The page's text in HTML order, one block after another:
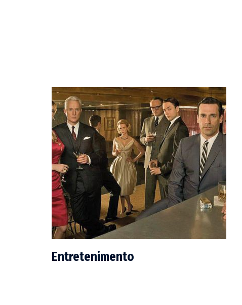
Entretenimento